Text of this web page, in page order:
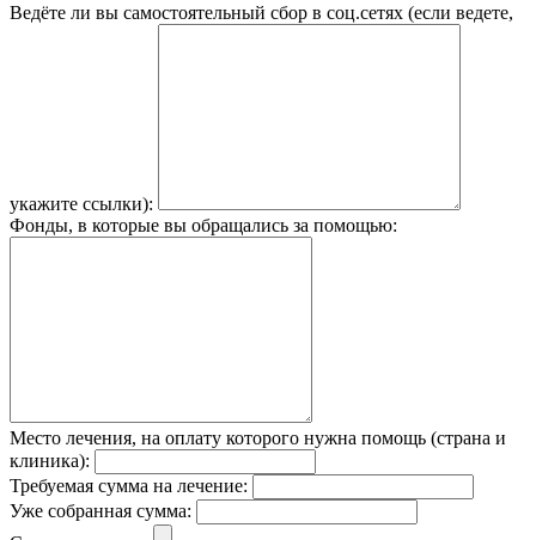
Ведёте ли вы самостоятельный сбор в соц.сетях (если ведете,
укажите ссылки):
Фонды, в которые вы обращались за помощью:
Место лечения, на оплату которого нужна помощь (страна и
клиника):
Требуемая сумма на лечение:
Уже собранная сумма: